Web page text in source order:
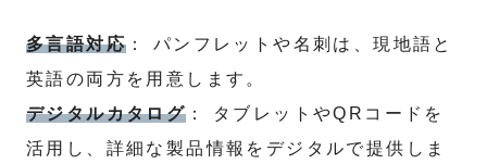
多言語対応 ： パンフレットや名刺は、現地語と
英語の両方を用意します。
デジタルカタログ ： タブレットやQRコードを
活用し、詳細な製品情報をデジタルで提供しま